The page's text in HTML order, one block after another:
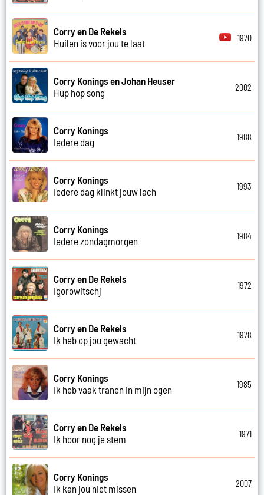
Corry en De Rekels
Huilen is voor jou te laat
1970
Corry Konings en Johan Heuser
Hup hop song
2002
Corry Konings
Iedere dag
1988
Corry Konings
Iedere dag klinkt jouw lach
1993
Corry Konings
Iedere zondagmorgen
1984
Corry en De Rekels
Igorowitschj
1972
Corry en De Rekels
Ik heb op jou gewacht
1978
Corry Konings
Ik heb vaak tranen in mijn ogen
1985
Corry en De Rekels
Ik hoor nog je stem
1971
Corry Konings
Ik kan jou niet missen
2007